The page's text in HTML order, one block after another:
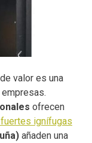
valor es una
ofrecen
ignífugas
añaden una